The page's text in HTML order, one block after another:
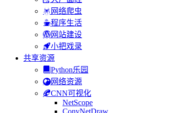
网络爬虫
程序生活
网站建设
小把戏录
共享资源
Python乐园
网络资源
CNN可视化
NetScope
ConvNetDraw